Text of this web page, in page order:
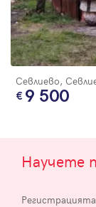
Севлиево,
9 500
Научете